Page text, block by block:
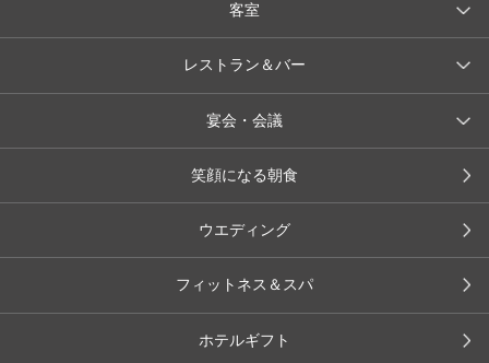
客室
レストラン＆バー
宴会・会議
笑顔になる朝食
ウエディング
フィットネス＆スパ
ホテルギフト